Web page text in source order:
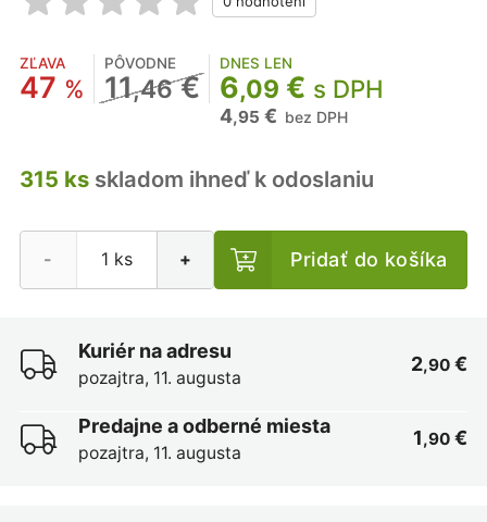
ZĽAVA
47 %
PÔVODNE
11,46€
DNES LEN
6,09 € s DPH
4,95 € bez DPH
315 ksskladom ihneď k odoslaniu
- + Pridať do košíka
Kuriér na adresu
pozajtra, 11. augusta
2,90 €
Predajne a odberné miesta
pozajtra, 11. augusta
1,90 €